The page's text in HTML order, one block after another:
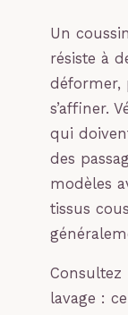
Un
résiste à
déformer,
s’affiner.
qui
des
modèles
tissus
Consultez
lavage :